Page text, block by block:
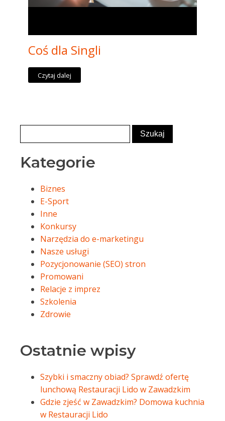
Coś dla Singli
Czytaj dalej
Kategorie
Biznes
E-Sport
Inne
Konkursy
Narzędzia do e-marketingu
Nasze usługi
Pozycjonowanie (SEO) stron
Promowani
Relacje z imprez
Szkolenia
Zdrowie
Ostatnie wpisy
Szybki i smaczny obiad? Sprawdź ofertę
lunchową Restauracji Lido w Zawadzkim
Gdzie zjeść w Zawadzkim? Domowa kuchnia
w Restauracji Lido